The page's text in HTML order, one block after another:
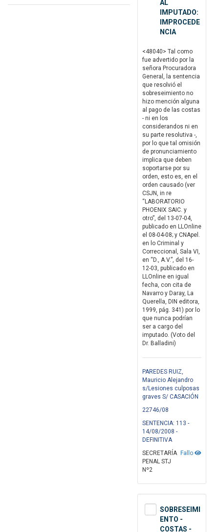
AL
IMPUTADO:
IMPROCEDE
NCIA
<48040> Tal como
fue advertido por la
señora Procuradora
General, la sentencia
que resolvió el
sobreseimiento no
hizo mención alguna
al pago de las costas
- ni en los
considerandos ni en
su parte resolutiva -,
por lo que tal omisión
de pronunciamiento
implica que deben
soportarse por su
orden, esto es, en el
orden causado (ver
CSJN, in re
“LABORATORIO
PHOENIX SAIC. y
otro”, del 13-07-04,
publicado en LLOnline
el 08-04-08; y CNApel.
en lo Criminal y
Correccional, Sala VI,
en “D., A.V.”, del 16-
12-03, publicado en
LLOnline en igual
fecha, con cita de
Navarro y Daray, La
Querella, DIN editora,
1999, pág. 341) por lo
que nunca podrían
ser a cargo del
imputado. (Voto del
Dr. Balladini)
PAREDES RUIZ,
Mauricio Alejandro
s/Lesiones culposas
graves S/ CASACIÓN
22746/08
SENTENCIA: 113 -
14/08/2008 -
DEFINITIVA
Fallo
SECRETARÍA
PENAL STJ
Nº2
SOBRESEIMI
ENTO -
COSTAS -